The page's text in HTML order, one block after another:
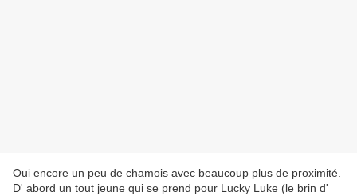
Oui encore un peu de chamois avec beaucoup plus de proximité.
D' abord un tout jeune qui se prend pour Lucky Luke (le brin d'